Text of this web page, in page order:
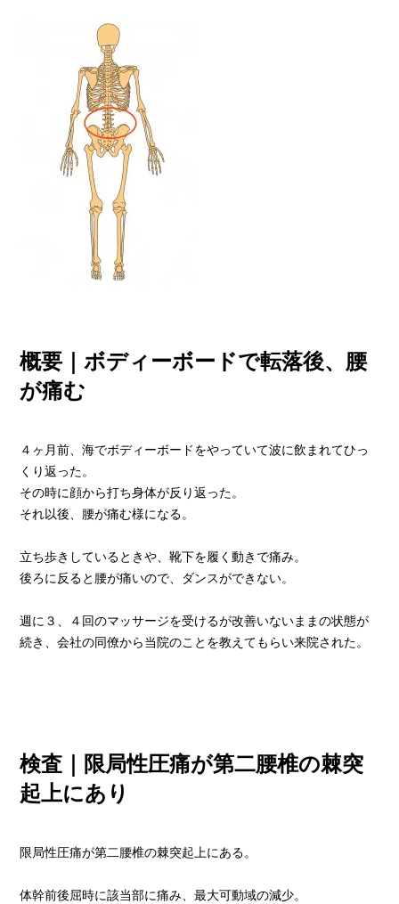
概要｜ボディーボードで転落後、腰
が痛む
４ヶ月前、海でボディーボードをやっていて波に飲まれてひっ
くり返った。
その時に顔から打ち身体が反り返った。
それ以後、腰が痛む様になる。
立ち歩きしているときや、靴下を履く動きで痛み。
後ろに反ると腰が痛いので、ダンスができない。
週に３、４回のマッサージを受けるが改善いないままの状態が
続き、会社の同僚から当院のことを教えてもらい来院された。
検査｜限局性圧痛が第二腰椎の棘突
起上にあり
限局性圧痛が第二腰椎の棘突起上にある。
体幹前後屈時に該当部に痛み、最大可動域の減少。